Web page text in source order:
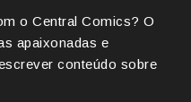
o Central Comics? O
apaixonadas e
conteúdo sobre